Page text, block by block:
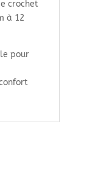
crochet
à 12
pour